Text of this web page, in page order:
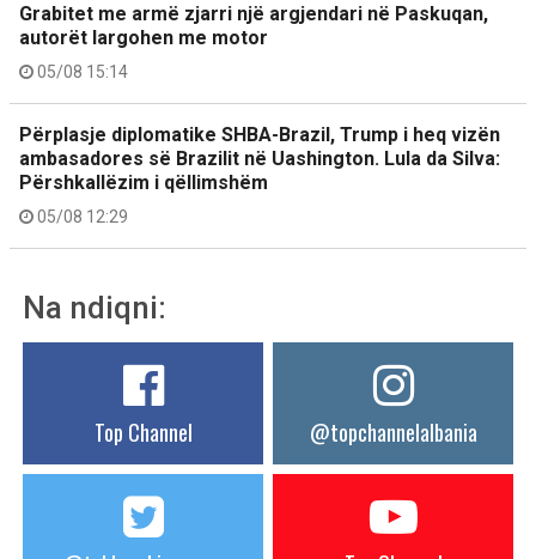
Grabitet me armë zjarri një argjendari në Paskuqan,
autorët largohen me motor
05/08 15:14
Përplasje diplomatike SHBA-Brazil, Trump i heq vizën
ambasadores së Brazilit në Uashington. Lula da Silva:
Përshkallëzim i qëllimshëm
05/08 12:29
Na ndiqni:
Top Channel @topchannelalbania